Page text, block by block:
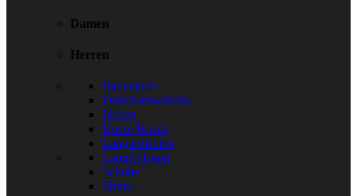
Damen
Herren
Bademode
Funktionswäsche
Jacken
Kurze Hosen
Langarmshirts
Lange Hosen
Schuhe
Shirts